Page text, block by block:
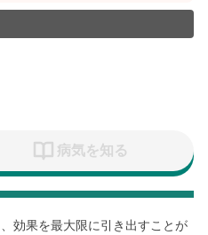
病気を知る
効果を最大限に引き出すことが